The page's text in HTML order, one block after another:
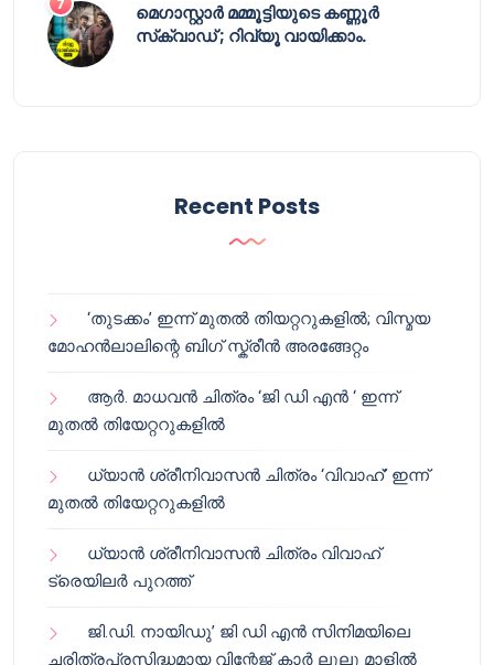
മെഗാസ്റ്റാർ മമ്മൂട്ടിയുടെ കണ്ണൂർ
സ്‌ക്വാഡ് ; റിവ്യൂ വായിക്കാം.
Recent Posts
‘തുടക്കം’ ഇന്ന് മുതൽ തിയറ്ററുകളിൽ; വിസ്മയ
മോഹൻലാലിന്റെ ബിഗ് സ്ക്രീൻ അരങ്ങേറ്റം
ആർ. മാധവൻ ചിത്രം ‘ജി ഡി എൻ ‘ ഇന്ന്
മുതൽ തിയേറ്ററുകളിൽ
ധ്യാൻ ശ്രീനിവാസൻ ചിത്രം ‘വിവാഹ്’ ഇന്ന്
മുതൽ തിയേറ്ററുകളിൽ
ധ്യാൻ ശ്രീനിവാസൻ ചിത്രം വിവാഹ്
ട്രെയിലർ പുറത്ത്
ജി.ഡി. നായിഡു’ ജി ഡി എൻ സിനിമയിലെ
ചരിത്രപ്രസിദ്ധമായ വിന്റേജ് കാർ ലുലു മാളിൽ